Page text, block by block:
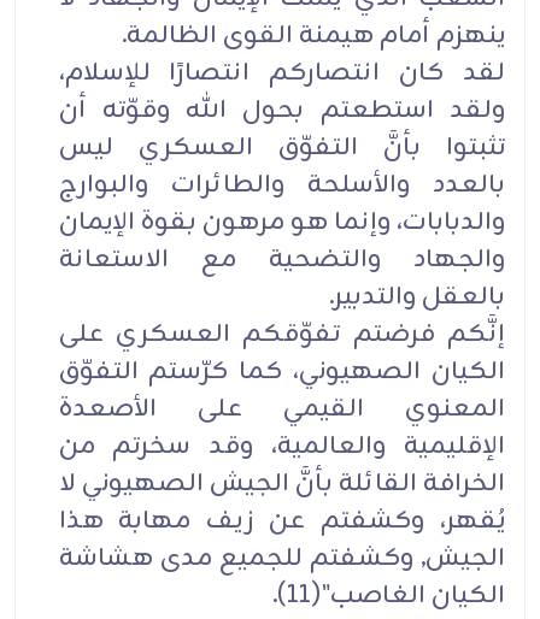
ينهزم أمام هيمنة القوى الظالمة.
لقد كان انتصاركم انتصارًا للإسلام،
ولقد استطعتم بحول الله وقوّته أن
تثبتوا بأنَّ التفوّق العسكري ليس
بالعدد والأسلحة والطائرات والبوارج
والدبابات، وإنما هو مرهون بقوة الإيمان
والجهاد والتضحية مع الاستعانة
بالعقل والتدبير.
إنَّكم فرضتم تفوّقكم العسكري على
الكيان الصهيوني، كما كرّستم التفوّق
المعنوي القيمي على الأصعدة
الإقليمية والعالمية، وقد سخرتم من
الخرافة القائلة بأنَّ الجيش الصهيوني لا
يُقهر، وكشفتم عن زيف مهابة هذا
الجيش, وكشفتم للجميع مدى هشاشة
الكيان الغاصب"(11).